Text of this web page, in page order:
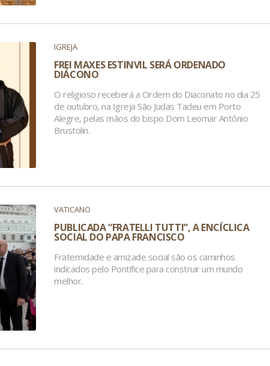
IGREJA
FREI MAXES ESTINVIL SERÁ ORDENADO
DIÁCONO
O religioso receberá a Ordem do Diaconato no dia 25
de outubro, na Igreja São Judas Tadeu em Porto
Alegre, pelas mãos do bispo Dom Leomar Antônio
Brustolin.
VATICANO
PUBLICADA “FRATELLI TUTTI”, A ENCÍCLICA
SOCIAL DO PAPA FRANCISCO
Fraternidade e amizade social são os caminhos
indicados pelo Pontífice para construir um mundo
melhor.